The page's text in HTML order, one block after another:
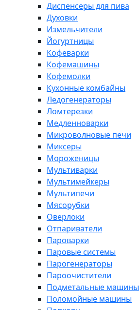
Диспенсеры для пива
Духовки
Измельчители
Йогуртницы
Кофеварки
Кофемашины
Кофемолки
Кухонные комбайны
Ледогенераторы
Ломтерезки
Медленноварки
Микроволновые печи
Миксеры
Мороженицы
Мультиварки
Мультимейкеры
Мультипечи
Мясорубки
Оверлоки
Отпариватели
Пароварки
Паровые системы
Парогенераторы
Пароочистители
Подметальные машины
Поломойные машины